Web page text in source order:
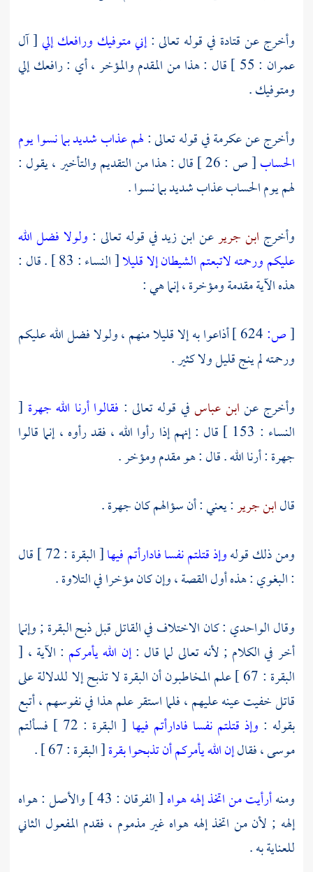
وأخرج عنقتادة في قوله تعالى :إني متوفيك ورافعك إلي[ آل
عمران : 55 ] قال : هذا من المقدم والمؤخر ، أي : رافعك إلي
ومتوفيك .
وأخرج عنعكرمةفي قوله تعالى :لهم عذاب شديد بما نسوا يوم
الحساب
[ ص : 26 ] قال : هذا من التقديم والتأخير ، يقول :
لهم يوم الحساب عذاب شديد بما نسوا .
وأخرج ابن جريرعنابن زيدفي قوله تعالى : ولولا فضل الله
عليكم ورحمته لاتبعتم الشيطان إلا قليلا
[ النساء : 83 ] . قال :
هذه الآية مقدمة ومؤخرة ، إنما هي :
[ص:
أذاعوا به إلا قليلا منهم ، ولولا فضل الله عليكم
ورحمته لم ينج قليل ولا كثير .
وأخرج عنابن عباسفي قوله تعالى : فقالوا أرنا الله جهرة [
النساء : 153 ] قال : إنهم إذا رأوا الله ، فقد رأوه ، إنما قالوا
جهرة : أرنا الله . قال : هو مقدم ومؤخر .
قالابن جرير: يعني : أن سؤالهم كان جهرة .
ومن ذلك قولهوإذ قتلتم نفسا فادارأتم فيها
[ البقرة : 72 ] قال
:البغوي: هذه أول القصة ، وإن كان مؤخرا في التلاوة .
وقالالواحدي : كان الاختلاف في القاتل قبل ذبح البقرة ; وإنما
أخر في الكلام ; لأنه تعالى لما قال :إن الله يأمركم : الآية ، [
البقرة : 67 ] علم المخاطبون أن البقرة لا تذبح إلا للدلالة على
قاتل خفيت عينه عليهم ، فلما استقر علم هذا في نفوسهم ، أتبع
بقوله : وإذ قتلتم نفسا فادارأتم فيها [ البقرة : 72 ] فسألتم
موسى، فقالإن الله يأمركم أن تذبحوا بقرة[ البقرة : 67 ] .
ومنهأرأيت من اتخذ إلهه هواه
[ الفرقان : 43 ] والأصل : هواه
إلهه ; لأن من اتخذ إلهه هواه غير مذموم ، فقدم المفعول الثاني
للعناية به .